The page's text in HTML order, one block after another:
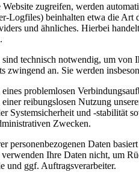
Website zugreifen, werden
Logfiles) beinhalten etwa die Art
und ähnliches. Hierbei
technisch notwendig, um von
zwingend an. Sie werden
problemlosen
reibungslosen Nutzung
Systemsicherheit und -stabilität
Zwecken.
personenbezogenen Daten
Ihre Daten nicht, um
und ggf. Auftragsverarbeiter.